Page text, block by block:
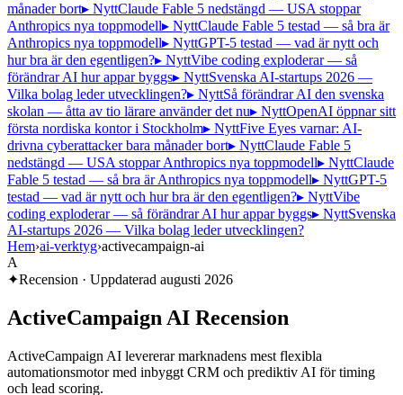
månader bort▸ NyttClaude Fable 5 nedstängd — USA stoppar
Anthropics nya toppmodell▸ NyttClaude Fable 5 testad — så bra är
Anthropics nya toppmodell▸ NyttGPT-5 testad — vad är nytt och
hur bra är den egentligen?▸ NyttVibe coding exploderar — så
förändrar AI hur appar byggs▸ NyttSvenska AI-startups 2026 —
Vilka bolag leder utvecklingen?▸ NyttSå förändrar AI den svenska
skolan — åtta av tio lärare använder det nu▸ NyttOpenAI öppnar sitt
första nordiska kontor i Stockholm▸ NyttFive Eyes varnar: AI-
drivna cyberattacker bara månader bort▸ NyttClaude Fable 5
nedstängd — USA stoppar Anthropics nya toppmodell▸ NyttClaude
Fable 5 testad — så bra är Anthropics nya toppmodell▸ NyttGPT-5
testad — vad är nytt och hur bra är den egentligen?▸ NyttVibe
coding exploderar — så förändrar AI hur appar byggs▸ NyttSvenska
AI-startups 2026 — Vilka bolag leder utvecklingen?
Hem›ai-verktyg›activecampaign-ai
A
✦Recension · Uppdaterad augusti 2026
ActiveCampaign AI Recension
ActiveCampaign AI levererar marknadens mest flexibla
automationsmotor med inbyggt CRM och prediktiv AI för timing
och lead scoring.